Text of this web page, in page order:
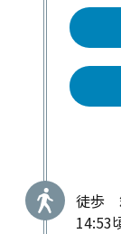
徒歩
14:53